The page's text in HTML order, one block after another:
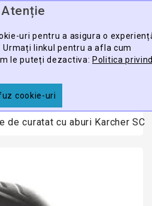
Atenție
uri pentru a asigura o
linkul pentru a afla cum
le puteți dezactiva: Politica
cookie-uri
CĂUTARE
de curatat cu aburi Karcher SC